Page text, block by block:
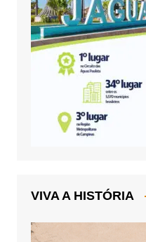
VIVA A HISTÓRIA